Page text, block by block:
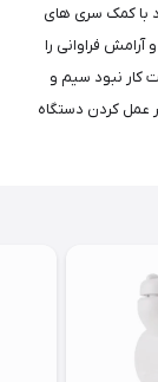
با کمک سری های
فراوانی را
کار نبود سیم و
عمل کردن دستگاه